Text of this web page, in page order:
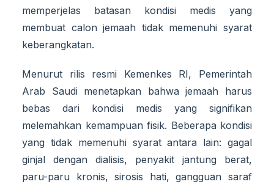
memperjelas batasan kondisi medis yang
membuat calon jemaah tidak memenuhi syarat
keberangkatan.
Menurut rilis resmi Kemenkes RI, Pemerintah
Arab Saudi menetapkan bahwa jemaah harus
bebas dari kondisi medis yang signifikan
melemahkan kemampuan fisik. Beberapa kondisi
yang tidak memenuhi syarat antara lain: gagal
ginjal dengan dialisis, penyakit jantung berat,
paru-paru kronis, sirosis hati, gangguan saraf